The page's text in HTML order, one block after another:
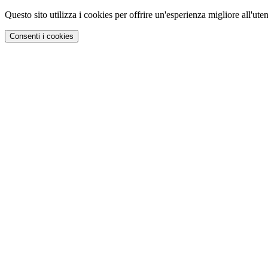
Questo sito utilizza i cookies per offrire un'esperienza migliore
Consenti i cookies